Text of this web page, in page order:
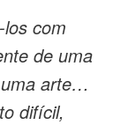
los com
de uma
arte…
difícil,